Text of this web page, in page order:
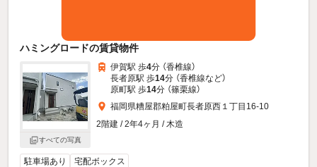
ハミングロードの賃貸物件
すべての写真
伊賀駅 歩4分 （香椎線）
長者原駅 歩14分 （香椎線など）
原町駅 歩14分 （篠栗線）
福岡県糟屋郡粕屋町長者原西１丁目16-10
2階建 / 2年4ヶ月 / 木造
駐車場あり 宅配ボックス